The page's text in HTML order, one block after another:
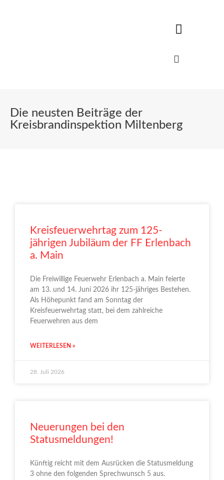
Die neusten Beiträge der
Kreisbrandinspektion Miltenberg
Kreisfeuerwehrtag zum 125-
jährigen Jubiläum der FF Erlenbach
a. Main
Die Freiwillige Feuerwehr Erlenbach a. Main feierte
am 13. und 14. Juni 2026 ihr 125-jähriges Bestehen.
Als Höhepunkt fand am Sonntag der
Kreisfeuerwehrtag statt, bei dem zahlreiche
Feuerwehren aus dem
WEITERLESEN »
28. Juli 2026
Neuerungen bei den
Statusmeldungen!
Künftig reicht mit dem Ausrücken die Statusmeldung
3 ohne den folgenden Sprechwunsch 5 aus.